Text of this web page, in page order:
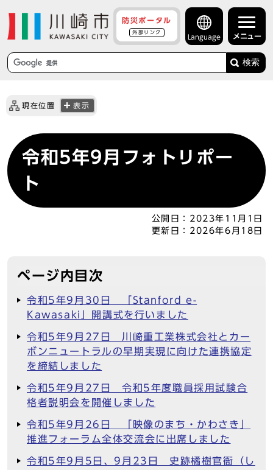
防災ポータル
外部リンク
Language メニュー
検索
現在位置 表示
令和5年9月フォトリポー
ト
公開日： 2023年11月1日
更新日： 2026年6月18日
ページ内目次
令和5年9月30日 「Stanford e-
Kawasaki」開講式を行いました
令和5年9月27日 川崎重工業株式会社とカー
ボンニュートラルの早期実現に向けた連携協定
を締結しました
令和5年9月27日 令和5年度職員採用試験合
格者説明会を開催しました
令和5年9月26日 「映像のまち・かわさき」
推進フォーラム全体交流会に出席しました
令和5年9月5日、9月23日 史跡橘樹官衙（し